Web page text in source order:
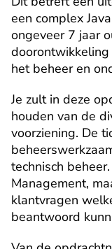
een complex
ongeveer 7 jaar
het beheer en
Je zult in deze
houden van de
voorziening. De
technisch
Management,
klantvragen
beantwoord